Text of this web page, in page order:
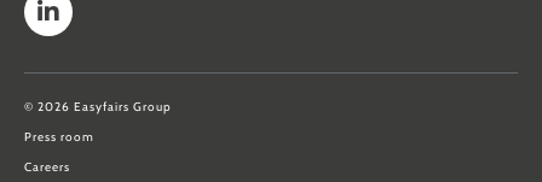
© 2026 Easyfairs Group
Press room
Careers